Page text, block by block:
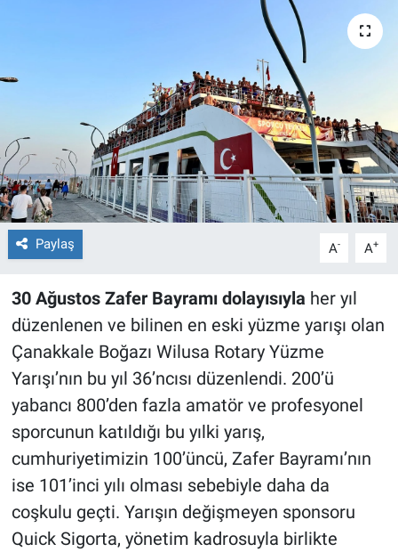
Paylaş A- A+
30 Ağustos Zafer Bayramı dolayısıyla her yıl
düzenlenen ve bilinen en eski yüzme yarışı olan
Çanakkale Boğazı Wilusa Rotary Yüzme
Yarışı’nın bu yıl 36’ncısı düzenlendi. 200’ü
yabancı 800’den fazla amatör ve profesyonel
sporcunun katıldığı bu yılki yarış,
cumhuriyetimizin 100’üncü, Zafer Bayramı’nın
ise 101’inci yılı olması sebebiyle daha da
coşkulu geçti. Yarışın değişmeyen sponsoru
Quick Sigorta, yönetim kadrosuyla birlikte